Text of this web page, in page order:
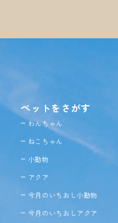
ペットをさがす
わんちゃん
ねこちゃん
小動物
アクア
今月のいちおし小動物
今月のいちおしアクア